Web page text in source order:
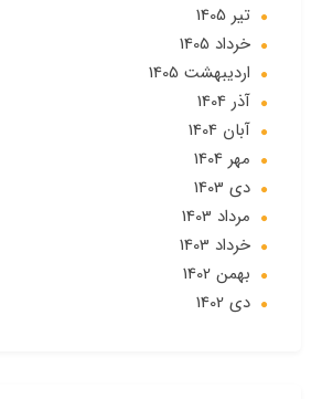
تير 1405
خرداد 1405
ارديبهشت 1405
آذر 1404
آبان 1404
مهر 1404
دی 1403
مرداد 1403
خرداد 1403
بهمن 1402
دی 1402